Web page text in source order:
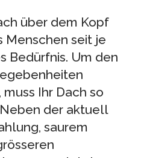
über dem Kopf
Menschen seit je
Bedürfnis. Um den
Ihr Dach so
der aktuell
saurem